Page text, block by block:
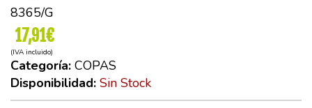
8365/G
17,91€
(IVA incluido)
Categoría: COPAS
Disponibilidad: Sin Stock